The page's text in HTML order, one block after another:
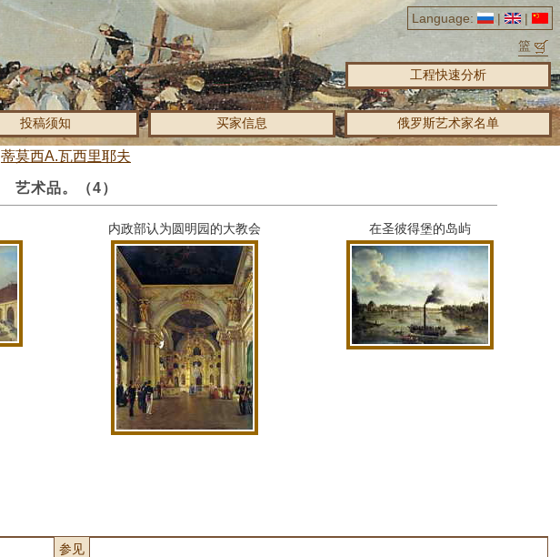
Language: |
|
篮
工程快速分析
投稿须知 买家信息 俄罗斯艺术家名单
蒂莫西A.瓦西里耶夫
艺术品。 （4）
内政部认为圆明园的大教会 在圣彼得堡的岛屿
参见